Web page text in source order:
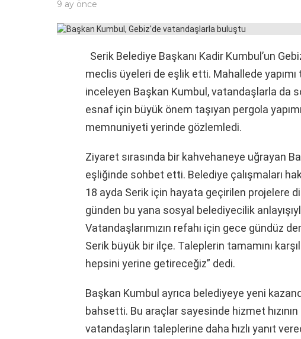
9 ay önce
Serik Belediye Başkanı Kadir Kumbul’un
meclis üyeleri de eşlik etti. Mahallede yapımı
inceleyen Başkan Kumbul, vatandaşlarla da
esnaf için büyük önem taşıyan pergola
memnuniyeti yerinde gözlemledi.
Ziyaret sırasında bir kahvehaneye uğrayan
eşliğinde sohbet etti. Belediye çalışmaları
18 ayda Serik için hayata geçirilen projelere
günden bu yana sosyal belediyecilik
Vatandaşlarımızın refahı için gece gündüz
Serik büyük bir ilçe. Taleplerin tamamını
hepsini yerine getireceğiz” dedi.
Başkan Kumbul ayrıca belediyeye yeni
bahsetti. Bu araçlar sayesinde hizmet
vatandaşların taleplerine daha hızlı yanıt